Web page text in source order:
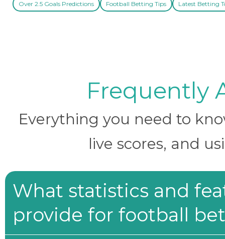
Over 2.5 Goals Predictions Football Betting Tips Latest Betting
Frequently
Everything you need to
live scores, and
What statistics and
provide for football